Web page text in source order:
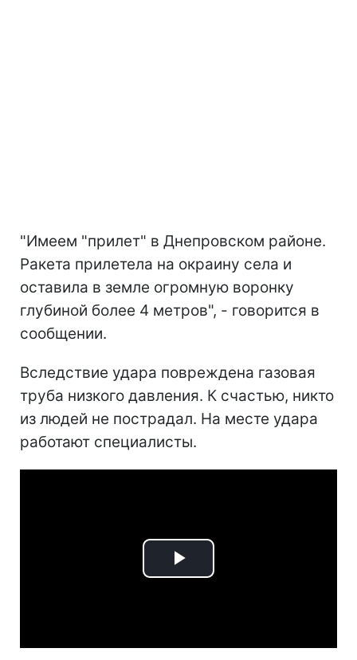
"Имеем "прилет" в Днепровском районе.
Ракета прилетела на окраину села и
оставила в земле огромную воронку
глубиной более 4 метров", - говорится в
сообщении.
Вследствие удара повреждена газовая
труба низкого давления. К счастью, никто
из людей не пострадал. На месте удара
работают специалисты.
Play